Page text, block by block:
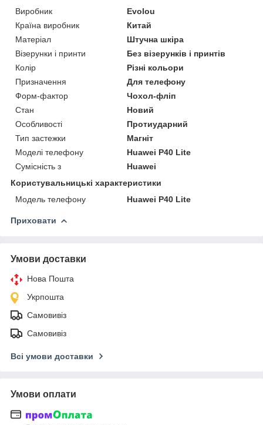
Виробник
Evolou
Країна виробник
Китай
Матеріал
Штучна шкіра
Візерунки і принти
Без візерунків і принтів
Колір
Різні кольори
Призначення
Для телефону
Форм-фактор
Чохол-фліп
Стан
Новий
Особливості
Протиударний
Тип застежки
Магніт
Моделі телефону
Huawei P40 Lite
Сумісність з
Huawei
Користувальницькі характеристики
Модель телефону
Huawei P40 Lite
Приховати
Умови доставки
Нова Пошта
Укрпошта
Самовивіз
Самовивіз
Всі умови доставки
Умови оплати